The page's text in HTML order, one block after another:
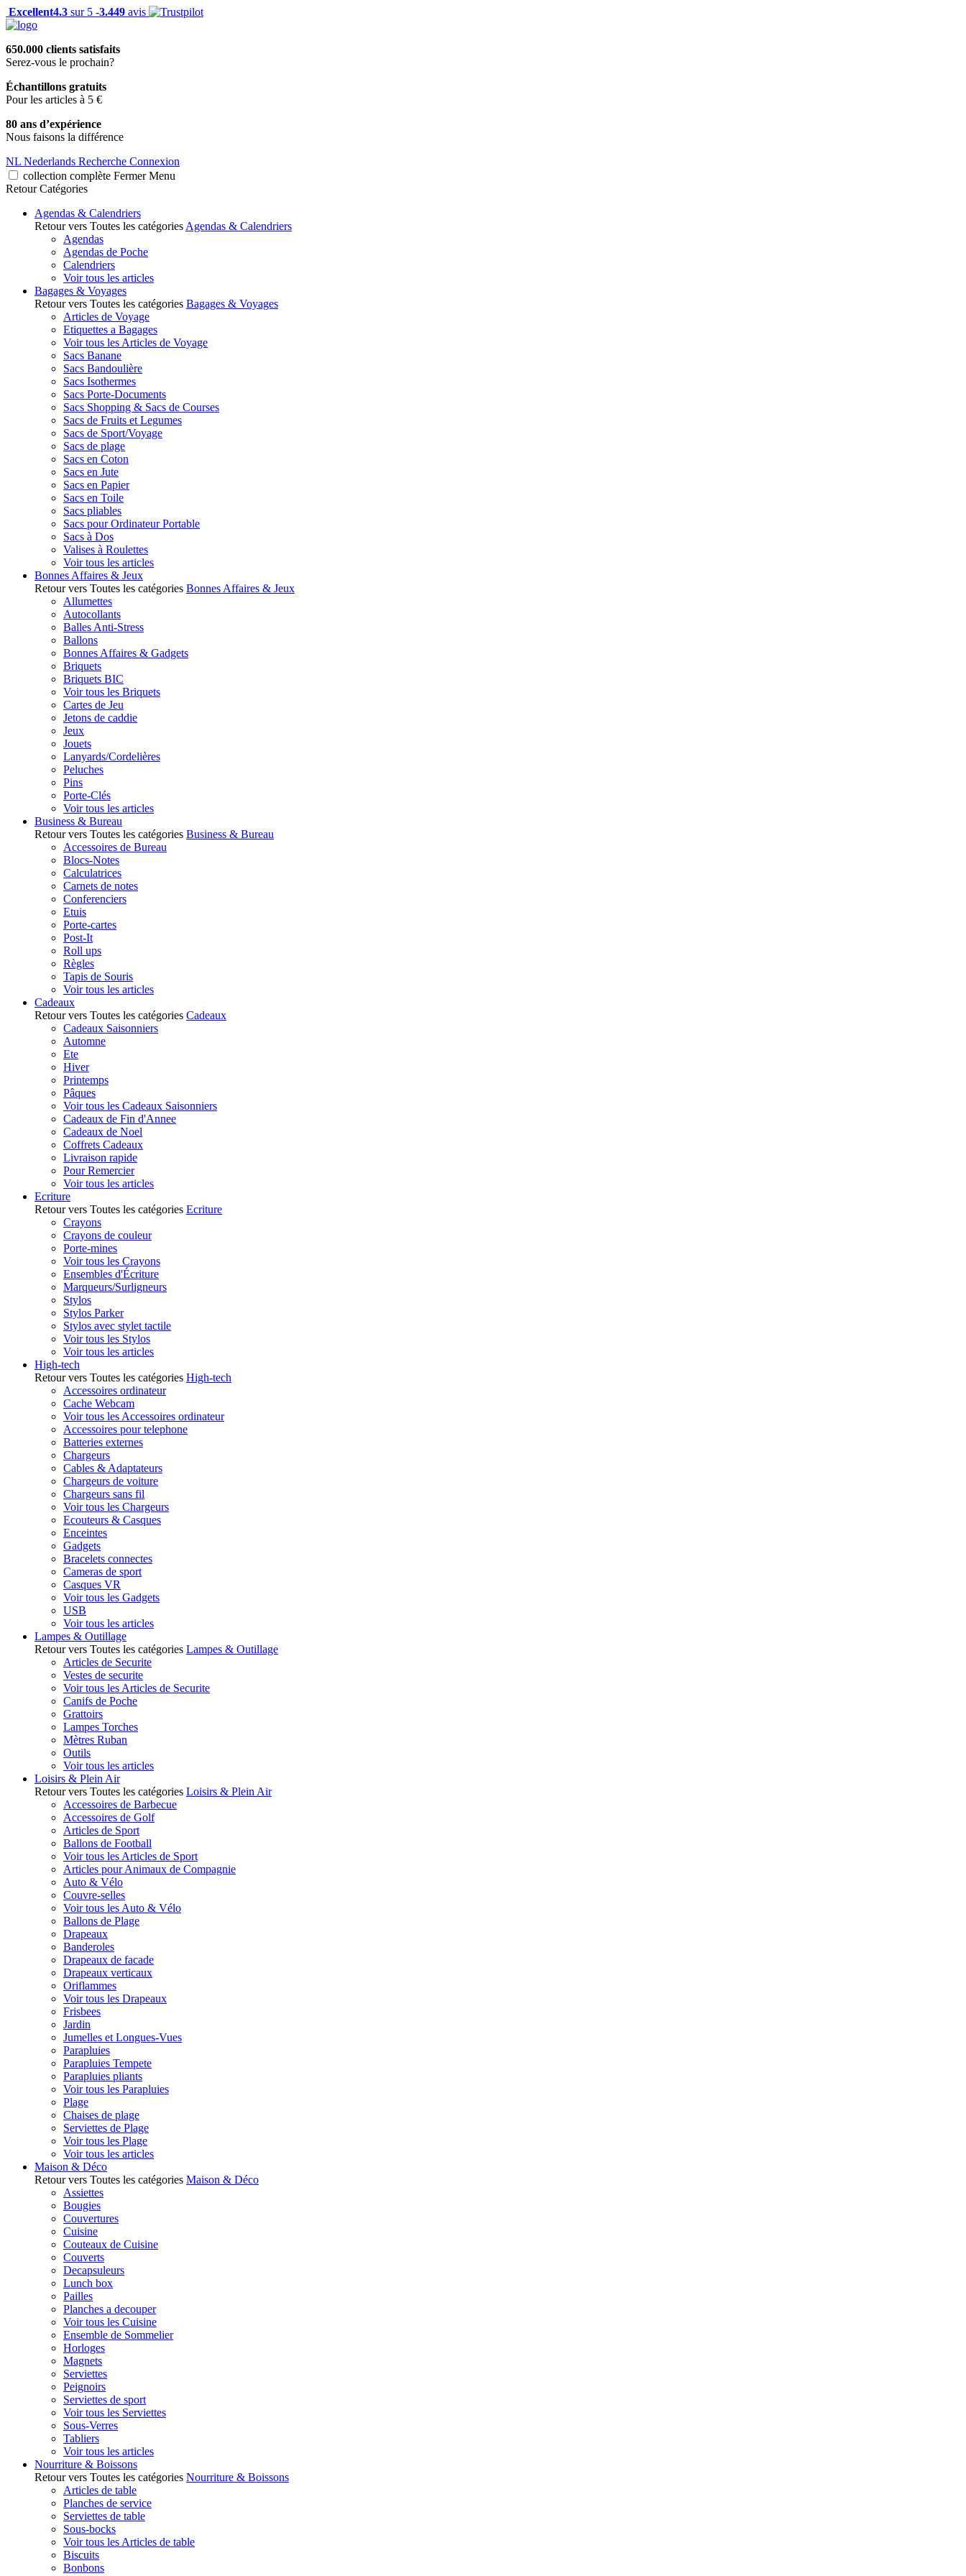
Excellent4.3 sur 5 -3.449 avis
650.000 clients satisfaits
Serez-vous le prochain?
Échantillons gratuits
Pour les articles à 5 €
80 ans d’expérience
Nous faisons la différence
NL Nederlands Recherche Connexion
collection complète Fermer Menu
Retour Catégories
Agendas & Calendriers
Retour vers Toutes les catégories Agendas & Calendriers
Agendas
Agendas de Poche
Calendriers
Voir tous les articles
Bagages & Voyages
Retour vers Toutes les catégories Bagages & Voyages
Articles de Voyage
Etiquettes a Bagages
Voir tous les Articles de Voyage
Sacs Banane
Sacs Bandoulière
Sacs Isothermes
Sacs Porte-Documents
Sacs Shopping & Sacs de Courses
Sacs de Fruits et Legumes
Sacs de Sport/Voyage
Sacs de plage
Sacs en Coton
Sacs en Jute
Sacs en Papier
Sacs en Toile
Sacs pliables
Sacs pour Ordinateur Portable
Sacs à Dos
Valises à Roulettes
Voir tous les articles
Bonnes Affaires & Jeux
Retour vers Toutes les catégories Bonnes Affaires & Jeux
Allumettes
Autocollants
Balles Anti-Stress
Ballons
Bonnes Affaires & Gadgets
Briquets
Briquets BIC
Voir tous les Briquets
Cartes de Jeu
Jetons de caddie
Jeux
Jouets
Lanyards/Cordelières
Peluches
Pins
Porte-Clés
Voir tous les articles
Business & Bureau
Retour vers Toutes les catégories Business & Bureau
Accessoires de Bureau
Blocs-Notes
Calculatrices
Carnets de notes
Conferenciers
Etuis
Porte-cartes
Post-It
Roll ups
Règles
Tapis de Souris
Voir tous les articles
Cadeaux
Retour vers Toutes les catégories Cadeaux
Cadeaux Saisonniers
Automne
Ete
Hiver
Printemps
Pâques
Voir tous les Cadeaux Saisonniers
Cadeaux de Fin d'Annee
Cadeaux de Noel
Coffrets Cadeaux
Livraison rapide
Pour Remercier
Voir tous les articles
Ecriture
Retour vers Toutes les catégories Ecriture
Crayons
Crayons de couleur
Porte-mines
Voir tous les Crayons
Ensembles d'Écriture
Marqueurs/Surligneurs
Stylos
Stylos Parker
Stylos avec stylet tactile
Voir tous les Stylos
Voir tous les articles
High-tech
Retour vers Toutes les catégories High-tech
Accessoires ordinateur
Cache Webcam
Voir tous les Accessoires ordinateur
Accessoires pour telephone
Batteries externes
Chargeurs
Cables & Adaptateurs
Chargeurs de voiture
Chargeurs sans fil
Voir tous les Chargeurs
Ecouteurs & Casques
Enceintes
Gadgets
Bracelets connectes
Cameras de sport
Casques VR
Voir tous les Gadgets
USB
Voir tous les articles
Lampes & Outillage
Retour vers Toutes les catégories Lampes & Outillage
Articles de Securite
Vestes de securite
Voir tous les Articles de Securite
Canifs de Poche
Grattoirs
Lampes Torches
Mètres Ruban
Outils
Voir tous les articles
Loisirs & Plein Air
Retour vers Toutes les catégories Loisirs & Plein Air
Accessoires de Barbecue
Accessoires de Golf
Articles de Sport
Ballons de Football
Voir tous les Articles de Sport
Articles pour Animaux de Compagnie
Auto & Vélo
Couvre-selles
Voir tous les Auto & Vélo
Ballons de Plage
Drapeaux
Banderoles
Drapeaux de facade
Drapeaux verticaux
Oriflammes
Voir tous les Drapeaux
Frisbees
Jardin
Jumelles et Longues-Vues
Parapluies
Parapluies Tempete
Parapluies pliants
Voir tous les Parapluies
Plage
Chaises de plage
Serviettes de Plage
Voir tous les Plage
Voir tous les articles
Maison & Déco
Retour vers Toutes les catégories Maison & Déco
Assiettes
Bougies
Couvertures
Cuisine
Couteaux de Cuisine
Couverts
Decapsuleurs
Lunch box
Pailles
Planches a decouper
Voir tous les Cuisine
Ensemble de Sommelier
Horloges
Magnets
Serviettes
Peignoirs
Serviettes de sport
Voir tous les Serviettes
Sous-Verres
Tabliers
Voir tous les articles
Nourriture & Boissons
Retour vers Toutes les catégories Nourriture & Boissons
Articles de table
Planches de service
Serviettes de table
Sous-bocks
Voir tous les Articles de table
Biscuits
Bonbons